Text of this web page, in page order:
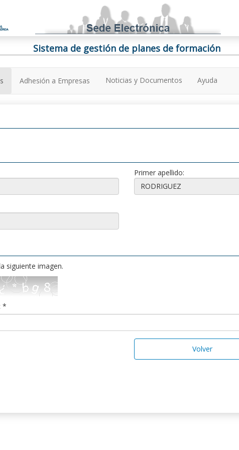
Sistema de gestión de planes de formación
Adhesión a Empresas Noticias y Documentos Ayuda
Primer apellido:
siguiente imagen.
*
Volver